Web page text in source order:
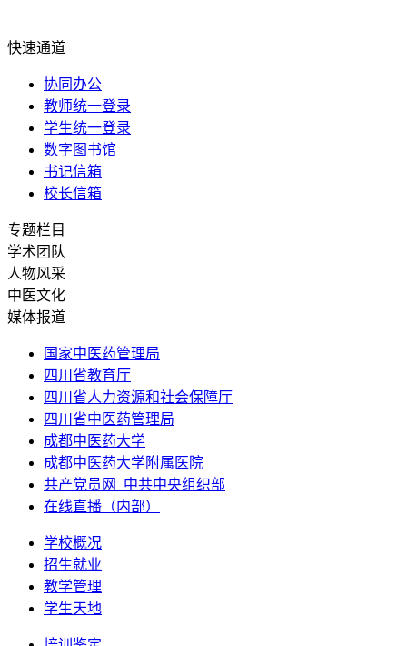
快速通道
协同办公
教师统一登录
学生统一登录
数字图书馆
书记信箱
校长信箱
专题栏目
学术团队
人物风采
中医文化
媒体报道
国家中医药管理局
四川省教育厅
四川省人力资源和社会保障厅
四川省中医药管理局
成都中医药大学
成都中医药大学附属医院
共产党员网_中共中央组织部
在线直播（内部）
学校概况
招生就业
教学管理
学生天地